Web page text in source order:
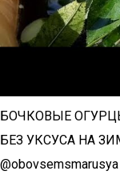
БОЧКОВЫЕ
БЕЗ УКСУСА НА
@obovsemsmarusya